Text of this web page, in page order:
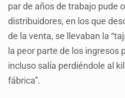
par de años de trabajo pude
distribuidores, en los que
de la venta, se llevaban la
la peor parte de los ingresos
incluso salía perdiéndole al
fábrica”.